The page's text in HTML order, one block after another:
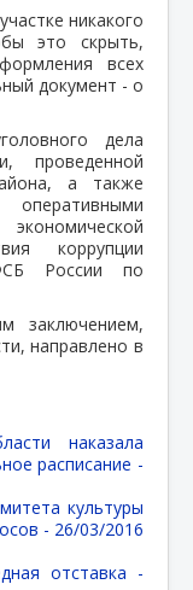
никакого
это скрыть,
всех
документ - о
дела
проведенной
а также
коррупции
России по
заключением,
направлено в
наказала
расписание -
культуры
- 26/03/2016
отставка -